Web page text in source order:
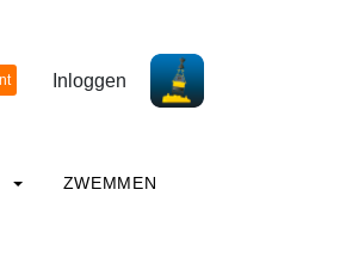
Inloggen
ZWEMMEN